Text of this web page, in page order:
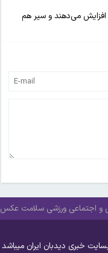
افزایش می‌دهند و سیر هم
و اجتماعی ورزشی سلامت عکس
خبری دیدبان ایران میباشد